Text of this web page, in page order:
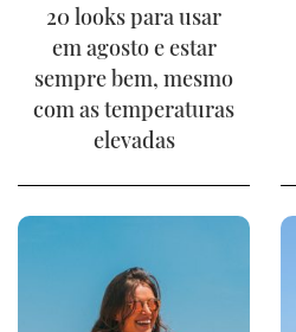
20 looks para usar
em agosto e estar
sempre bem, mesmo
com as temperaturas
elevadas